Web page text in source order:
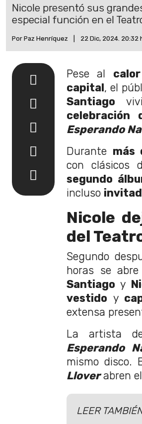
Nicole presentó sus
especial función en el
Por Paz Henríquez 22 Dic, 2024. 20:32
Pese al calor
capital, el
Santiago
celebración
Esperando
Durante más
con clásicos
segundo
incluso
Nicole
del
Segundo
horas se
Santiago y
vestido y
extensa
La artista
Esperando
mismo disco.
Llover abren
LEER